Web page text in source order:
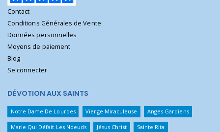
Contact
Conditions Générales de Vente
Données personnelles
Moyens de paiement
Blog
Se connecter
DÉVOTION AUX SAINTS
Notre Dame De Lourdes Vierge Miraculeuse Anges Gardiens
Marie Qui Défait Les Noeuds Jésus Christ Sainte Rita